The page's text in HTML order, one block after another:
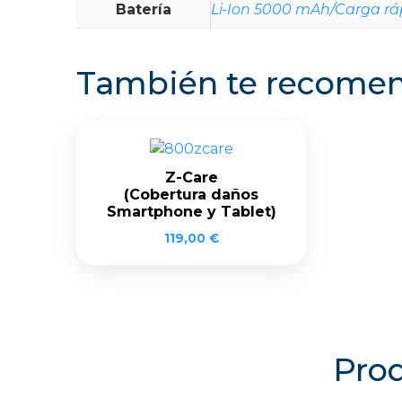
Batería Li-Ion 5000 mAh/Carga
También te
Z-Care
(Cobertura daños
Smartphone y Tablet)
119,00 €